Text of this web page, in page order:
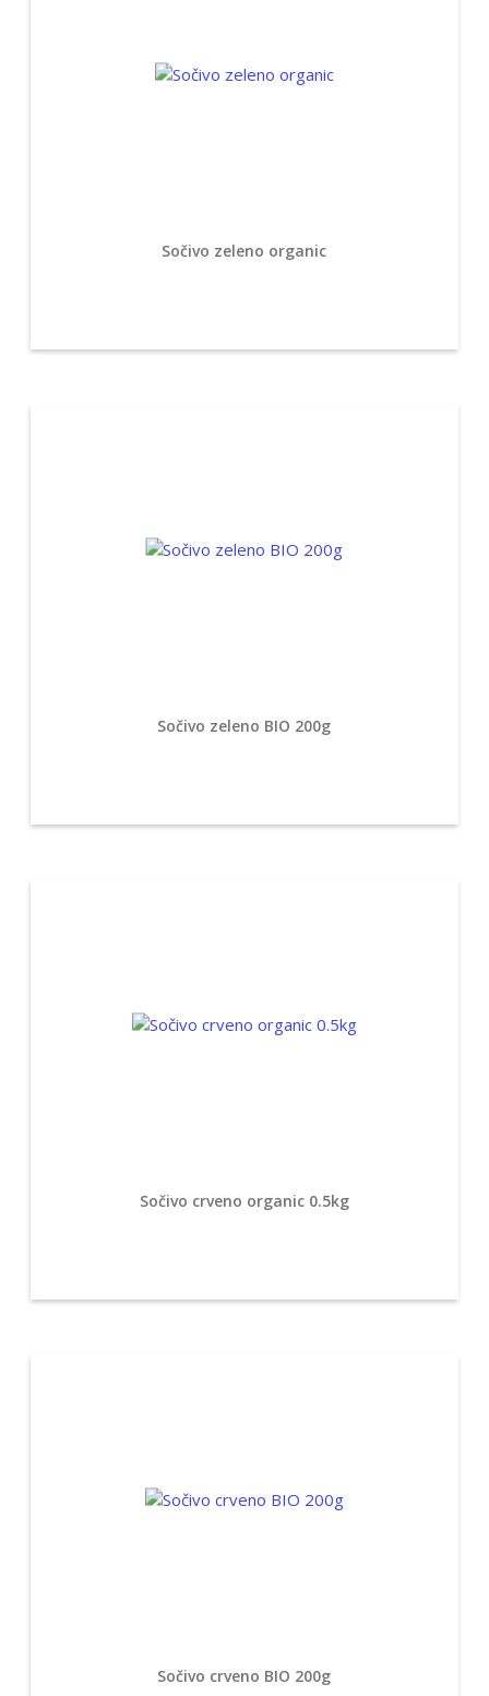
Sočivo zeleno organic
Sočivo zeleno BIO 200g
Sočivo crveno organic 0.5kg
Sočivo crveno BIO 200g